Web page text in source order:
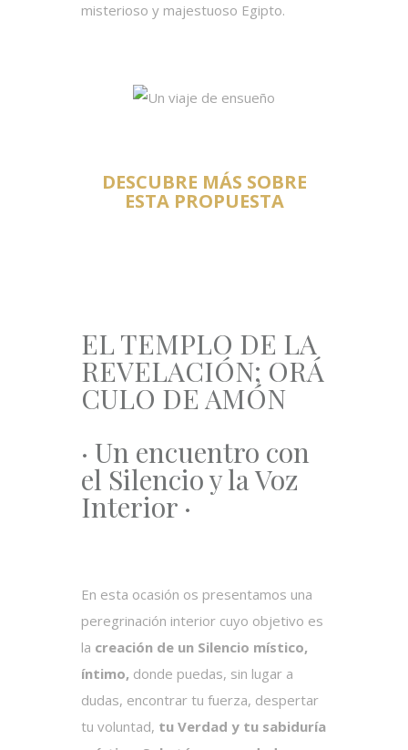
misterioso y majestuoso Egipto.
DESCUBRE MÁS SOBRE
ESTA PROPUESTA
EL TEMPLO DE LA
REVELACIÓN; ORÁ
CULO DE AMÓN
· Un encuentro con
el Silencio y la Voz
Interior ·
En esta ocasión os presentamos una
peregrinación interior cuyo objetivo es
la creación de un Silencio místico,
íntimo, donde puedas, sin lugar a
dudas, encontrar tu fuerza, despertar
tu voluntad, tu Verdad y tu sabiduría